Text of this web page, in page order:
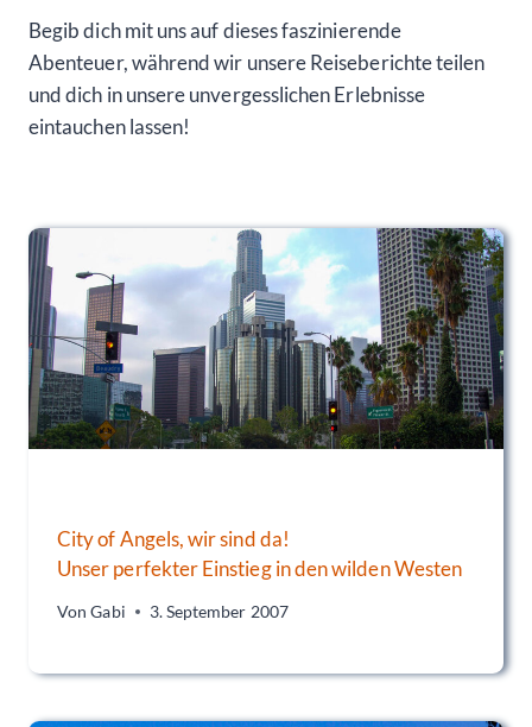
Begib dich mit uns auf dieses faszinierende
Abenteuer, während wir unsere Reiseberichte teilen
und dich in unsere unvergesslichen Erlebnisse
eintauchen lassen!
City of Angels, wir sind da!
Unser perfekter Einstieg in den wilden Westen
Von Gabi 3. September 2007